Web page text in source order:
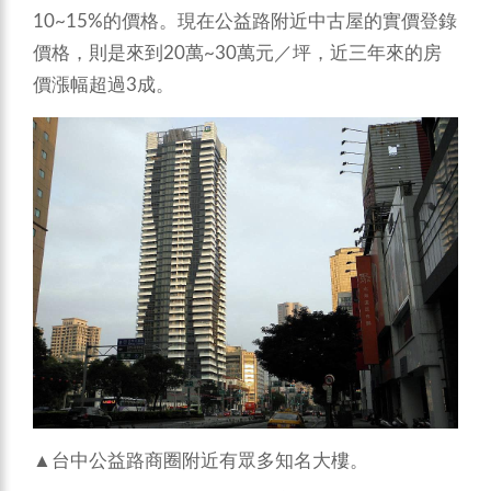
10~15%的價格。現在公益路附近中古屋的實價登錄
價格，則是來到20萬~30萬元／坪，近三年來的房
價漲幅超過3成。
▲台中公益路商圈附近有眾多知名大樓。